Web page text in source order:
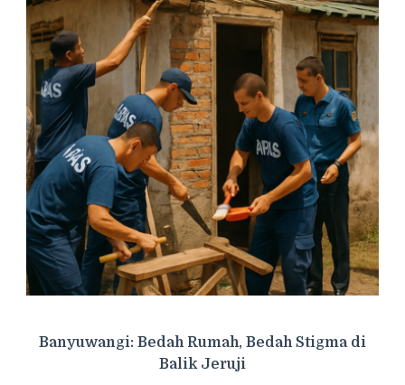
Banyuwangi: Bedah Rumah, Bedah Stigma di
Balik Jeruji